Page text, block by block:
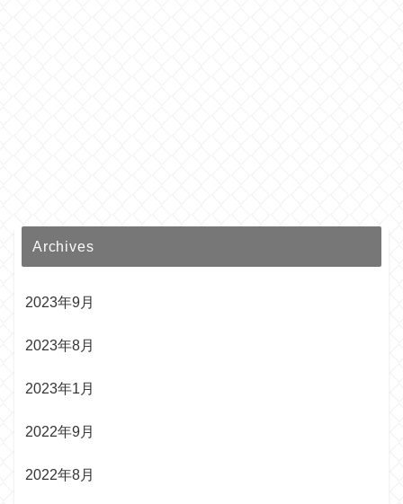
Archives
2023年9月
2023年8月
2023年1月
2022年9月
2022年8月